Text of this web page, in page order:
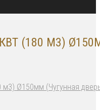
(180 М3)
м3) Ø150мм (Чугунная